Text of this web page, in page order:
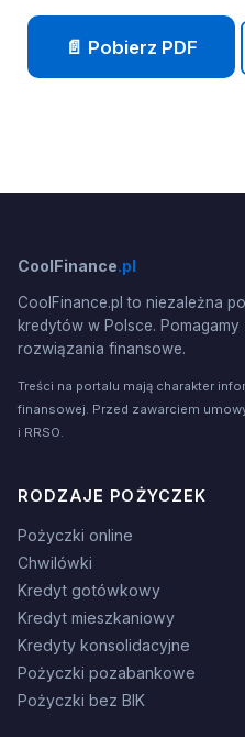
📄 Pobierz PDF
CoolFinance.pl
CoolFinance.pl to niezależna
kredytów w Polsce.
rozwiązania finansowe.
Treści na portalu mają charakter
finansowej. Przed zawarciem
i RRSO.
RODZAJE POŻYCZEK
Pożyczki online
Chwilówki
Kredyt gotówkowy
Kredyt mieszkaniowy
Kredyty konsolidacyjne
Pożyczki pozabankowe
Pożyczki bez BIK